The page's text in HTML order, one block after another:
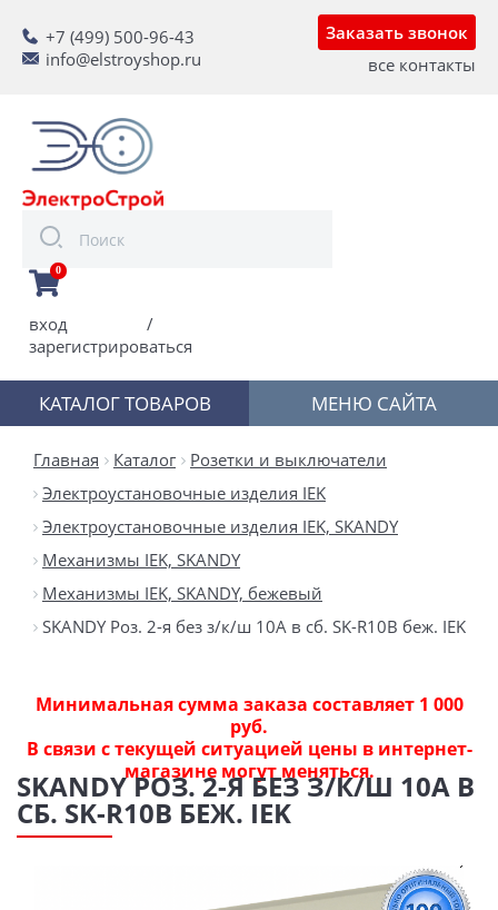
+7 (499) 500-96-43
info@elstroyshop.ru
Заказать звонок
все контакты
0
вход
/
зарегистрироваться
КАТАЛОГ ТОВАРОВ МЕНЮ САЙТА
Главная Каталог
Розетки и выключатели
Электроустановочные изделия IEK
Электроустановочные изделия IEK, SKANDY
Механизмы IEK, SKANDY
Механизмы IEK, SKANDY, бежевый
SKANDY Роз. 2-я без з/к/ш 10А в сб. SK-R10B беж. IEK
Минимальная сумма заказа составляет 1 000
руб.
В связи с текущей ситуацией цены в интернет-
магазине могут меняться.
SKANDY РОЗ. 2-Я БЕЗ З/К/Ш 10А В
СБ. SK-R10B БЕЖ. IEK